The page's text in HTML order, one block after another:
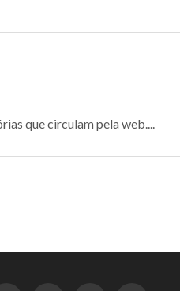
que circulam pela web....